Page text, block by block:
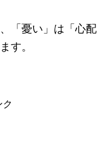
「憂い」は「心配
す。